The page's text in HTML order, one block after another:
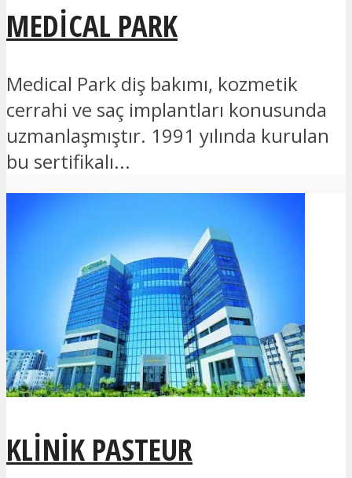
MEDICAL PARK
Medical Park diş bakımı, kozmetik
cerrahi ve saç implantları konusunda
uzmanlaşmıştır. 1991 yılında kurulan
bu sertifikalı...
KLINIK PASTEUR